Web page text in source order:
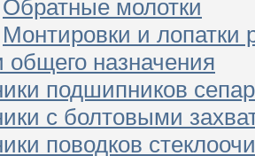
Обратные молотки
Монтировки и лопатки
назначения
подшипников
с болтовыми
поводков